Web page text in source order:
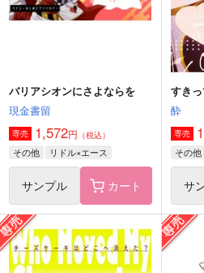
24/7 -WEB再録集-
よふかし
1,100円 （税込）
宮城リョータ×三井寿
サンプル 作品詳細
和泉守兼定
人間無骨
山姥切
サ
バリアシオンにさよならを
現金書留
専売 1,572円 （税込）
その他 リドル×エース
サンプル カート
すき
酔
専売
その他
サ